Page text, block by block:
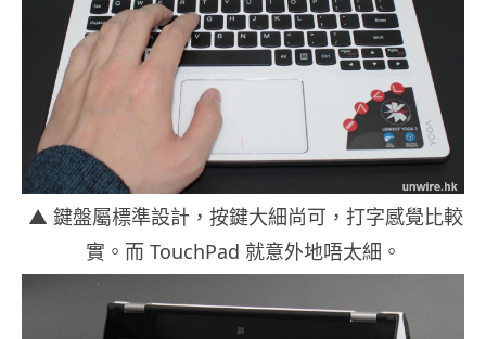
▲ 鍵盤屬標準設計，按鍵大細尚可，打字感覺比較
實。而 TouchPad 就意外地唔太細。